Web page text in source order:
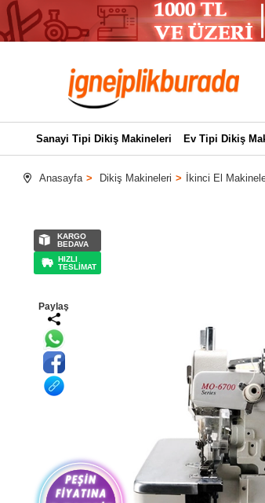
Sanayi Tipi Dikiş Makineleri Ev Tipi Dikiş
Anasayfa Dikiş Makineleri İkinci El
KARGO
BEDAVA
HIZLI
TESLİMAT
Paylaş